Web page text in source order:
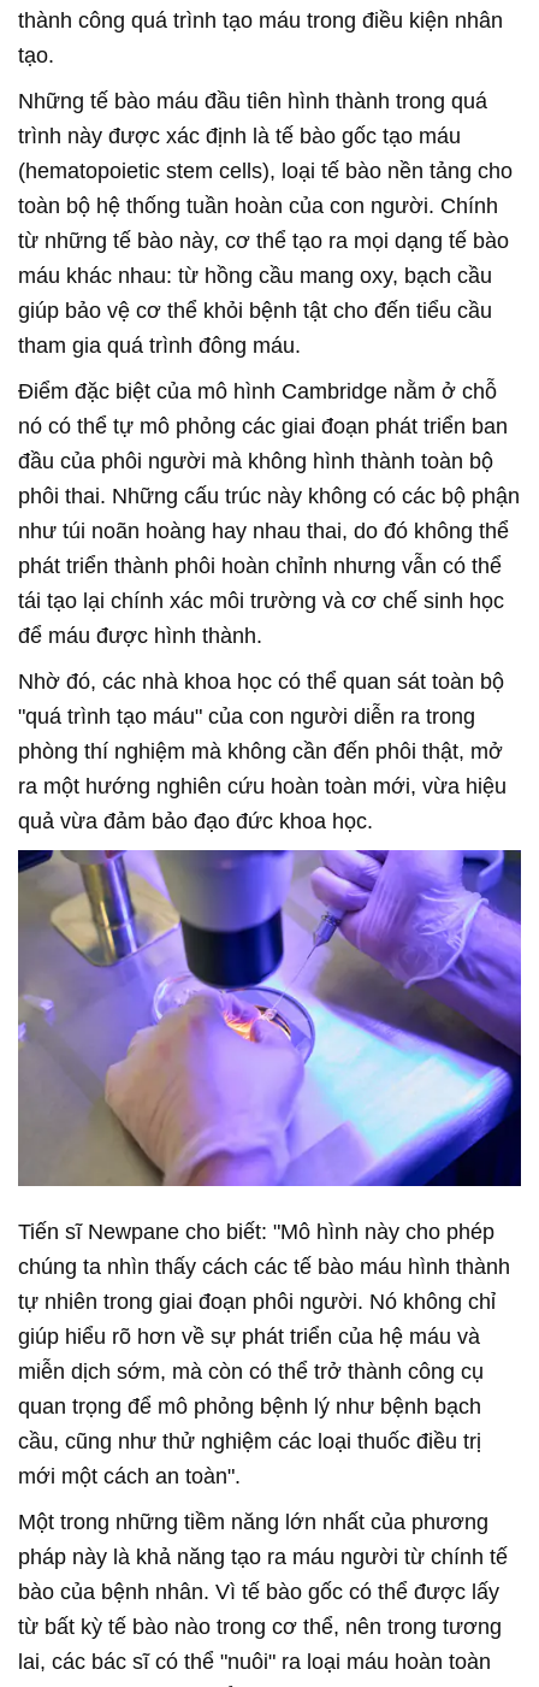
thành công quá trình tạo máu trong điều kiện nhân
tạo.
Những tế bào máu đầu tiên hình thành trong quá
trình này được xác định là tế bào gốc tạo máu
(hematopoietic stem cells), loại tế bào nền tảng cho
toàn bộ hệ thống tuần hoàn của con người. Chính
từ những tế bào này, cơ thể tạo ra mọi dạng tế bào
máu khác nhau: từ hồng cầu mang oxy, bạch cầu
giúp bảo vệ cơ thể khỏi bệnh tật cho đến tiểu cầu
tham gia quá trình đông máu.
Điểm đặc biệt của mô hình Cambridge nằm ở chỗ
nó có thể tự mô phỏng các giai đoạn phát triển ban
đầu của phôi người mà không hình thành toàn bộ
phôi thai. Những cấu trúc này không có các bộ phận
như túi noãn hoàng hay nhau thai, do đó không thể
phát triển thành phôi hoàn chỉnh nhưng vẫn có thể
tái tạo lại chính xác môi trường và cơ chế sinh học
để máu được hình thành.
Nhờ đó, các nhà khoa học có thể quan sát toàn bộ
"quá trình tạo máu" của con người diễn ra trong
phòng thí nghiệm mà không cần đến phôi thật, mở
ra một hướng nghiên cứu hoàn toàn mới, vừa hiệu
quả vừa đảm bảo đạo đức khoa học.
Tiến sĩ Newpane cho biết: "Mô hình này cho phép
chúng ta nhìn thấy cách các tế bào máu hình thành
tự nhiên trong giai đoạn phôi người. Nó không chỉ
giúp hiểu rõ hơn về sự phát triển của hệ máu và
miễn dịch sớm, mà còn có thể trở thành công cụ
quan trọng để mô phỏng bệnh lý như bệnh bạch
cầu, cũng như thử nghiệm các loại thuốc điều trị
mới một cách an toàn".
Một trong những tiềm năng lớn nhất của phương
pháp này là khả năng tạo ra máu người từ chính tế
bào của bệnh nhân. Vì tế bào gốc có thể được lấy
từ bất kỳ tế bào nào trong cơ thể, nên trong tương
lai, các bác sĩ có thể "nuôi" ra loại máu hoàn toàn